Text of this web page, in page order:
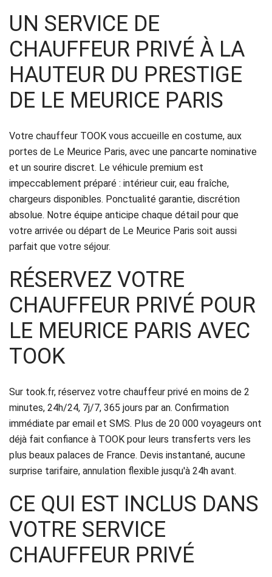
Aéroports
Solutions
d'affaires
Contact
CGV
Politique
de
confidentialité
UN SERVICE DE
CHAUFFEUR PRIVÉ À LA
HAUTEUR DU PRESTIGE
DE LE MEURICE PARIS
Votre chauffeur TOOK vous accueille en costume, aux
portes de Le Meurice Paris, avec une pancarte nominative
et un sourire discret. Le véhicule premium est
impeccablement préparé : intérieur cuir, eau fraîche,
chargeurs disponibles. Ponctualité garantie, discrétion
absolue. Notre équipe anticipe chaque détail pour que
votre arrivée ou départ de Le Meurice Paris soit aussi
parfait que votre séjour.
RÉSERVEZ VOTRE
CHAUFFEUR PRIVÉ POUR
LE MEURICE PARIS AVEC
TOOK
Sur took.fr, réservez votre chauffeur privé en moins de 2
minutes, 24h/24, 7j/7, 365 jours par an. Confirmation
immédiate par email et SMS. Plus de 20 000 voyageurs ont
déjà fait confiance à TOOK pour leurs transferts vers les
plus beaux palaces de France. Devis instantané, aucune
surprise tarifaire, annulation flexible jusqu'à 24h avant.
CE QUI EST INCLUS DANS
VOTRE SERVICE
CHAUFFEUR PRIVÉ